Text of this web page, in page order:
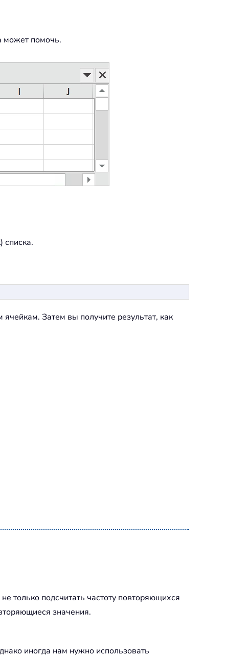
может помочь.
списка.
Затем вы получите результат, как
только подсчитать частоту повторяющихся
значения.
иногда нам нужно использовать